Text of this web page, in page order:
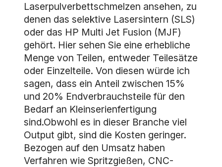
Laserpulverbettschmelzen ansehen, zu
denen das selektive Lasersintern (SLS)
oder das HP Multi Jet Fusion (MJF)
gehört. Hier sehen Sie eine erhebliche
Menge von Teilen, entweder Teilesätze
oder Einzelteile. Von diesen würde ich
sagen, dass ein Anteil zwischen 15%
und 20% Endverbrauchsteile für den
Bedarf an Kleinserienfertigung
sind.Obwohl es in dieser Branche viel
Output gibt, sind die Kosten geringer.
Bezogen auf den Umsatz haben
Verfahren wie Spritzgießen, CNC-